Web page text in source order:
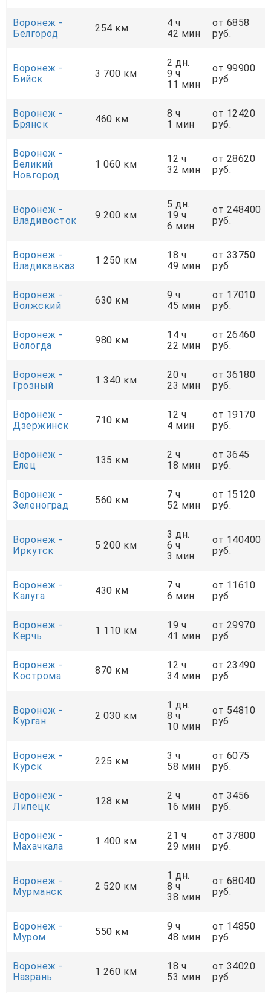
Воронеж -
Белгород
254 км
4 ч
42 мин
от 6858
руб.
Воронеж -
Бийск
3 700 км
2 дн.
9 ч
11 мин
от 99900
руб.
Воронеж -
Брянск
460 км
8 ч
1 мин
от 12420
руб.
Воронеж -
Великий
Новгород
1 060 км
12 ч
32 мин
от 28620
руб.
Воронеж -
Владивосток
9 200 км
5 дн.
19 ч
6 мин
от 248400
руб.
Воронеж -
Владикавказ
1 250 км
18 ч
49 мин
от 33750
руб.
Воронеж -
Волжский
630 км
9 ч
45 мин
от 17010
руб.
Воронеж -
Вологда
980 км
14 ч
22 мин
от 26460
руб.
Воронеж -
Грозный
1 340 км
20 ч
23 мин
от 36180
руб.
Воронеж -
Дзержинск
710 км
12 ч
4 мин
от 19170
руб.
Воронеж -
Елец
135 км
2 ч
18 мин
от 3645
руб.
Воронеж -
Зеленоград
560 км
7 ч
52 мин
от 15120
руб.
Воронеж -
Иркутск
5 200 км
3 дн.
6 ч
3 мин
от 140400
руб.
Воронеж -
Калуга
430 км
7 ч
6 мин
от 11610
руб.
Воронеж -
Керчь
1 110 км
19 ч
41 мин
от 29970
руб.
Воронеж -
Кострома
870 км
12 ч
34 мин
от 23490
руб.
Воронеж -
Курган
2 030 км
1 дн.
8 ч
10 мин
от 54810
руб.
Воронеж -
Курск
225 км
3 ч
58 мин
от 6075
руб.
Воронеж -
Липецк
128 км
2 ч
16 мин
от 3456
руб.
Воронеж -
Махачкала
1 400 км
21 ч
29 мин
от 37800
руб.
Воронеж -
Мурманск
2 520 км
1 дн.
8 ч
38 мин
от 68040
руб.
Воронеж -
Муром
550 км
9 ч
48 мин
от 14850
руб.
Воронеж -
Назрань
1 260 км
18 ч
53 мин
от 34020
руб.